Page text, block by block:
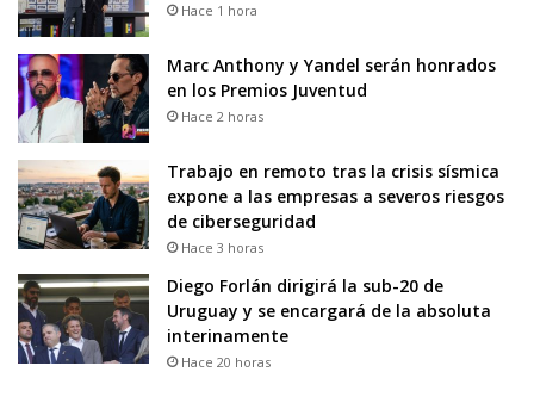
Hace 1 hora
Marc Anthony y Yandel serán honrados
en los Premios Juventud
Hace 2 horas
Trabajo en remoto tras la crisis sísmica
expone a las empresas a severos riesgos
de ciberseguridad
Hace 3 horas
Diego Forlán dirigirá la sub-20 de
Uruguay y se encargará de la absoluta
interinamente
Hace 20 horas